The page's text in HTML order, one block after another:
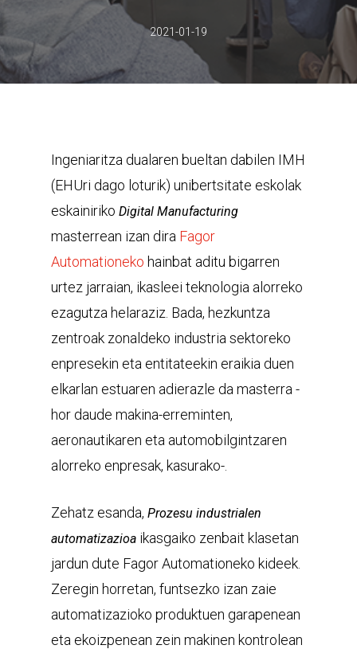
2021-01-19
Ingeniaritza dualaren bueltan dabilen IMH
(EHUri dago loturik) unibertsitate eskolak
eskainiriko Digital Manufacturing
masterrean izan dira Fagor
Automationeko hainbat aditu bigarren
urtez jarraian, ikasleei teknologia alorreko
ezagutza helaraziz. Bada, hezkuntza
zentroak zonaldeko industria sektoreko
enpresekin eta entitateekin eraikia duen
elkarlan estuaren adierazle da masterra -
hor daude makina-erreminten,
aeronautikaren eta automobilgintzaren
alorreko enpresak, kasurako-.
Zehatz esanda, Prozesu industrialen
automatizazioa ikasgaiko zenbait klasetan
jardun dute Fagor Automationeko kideek.
Zeregin horretan, funtsezko izan zaie
automatizazioko produktuen garapenean
eta ekoizpenean zein makinen kontrolean